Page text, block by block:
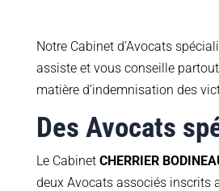
Notre Cabinet d’Avocats
assiste et vous conseille
matière d’indemnisation des
Des Avocats
Le Cabinet CHERRIER
deux Avocats associés inscrits